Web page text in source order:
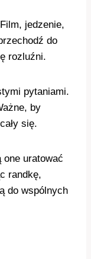
jedzenie,
do
rozluźni.
pytaniami.
by
się.
one uratować
randkę,
do wspólnych